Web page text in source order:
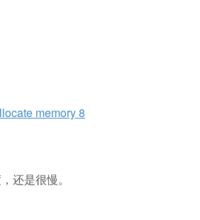
memory 8
还是很慢。